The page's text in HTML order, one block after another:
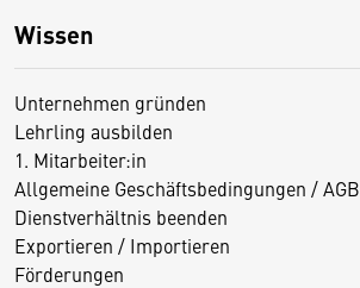
Wissen
Unternehmen gründen
Lehrling ausbilden
1. Mitarbeiter:in
Allgemeine Geschäftsbedingungen / AGB
Dienstverhältnis beenden
Exportieren / Importieren
Förderungen